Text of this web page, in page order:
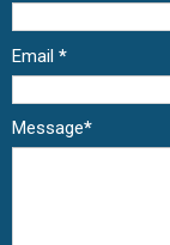
Email *
Message*